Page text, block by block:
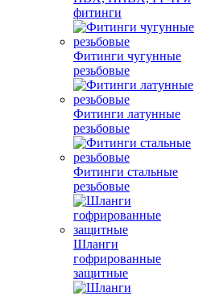
фитинги
Фитинги чугунные
резьбовые
Фитинги латунные
резьбовые
Фитинги стальные
резьбовые
Шланги
гофрированные
защитные